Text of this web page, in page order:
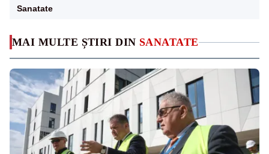
MAI MULTE ȘTIRI DIN SANATATE
Sanatate